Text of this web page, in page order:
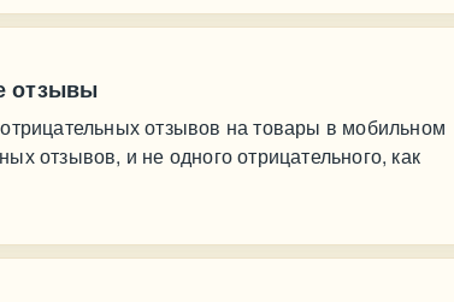
отзывы
отзывов на товары в мобильном
отзывов, и не одного отрицательного, как